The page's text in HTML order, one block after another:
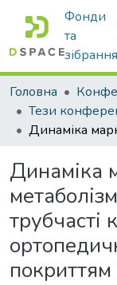
Фонди
та
зібрання
Головна
Тези
Динаміка
трубчасті
покриттям